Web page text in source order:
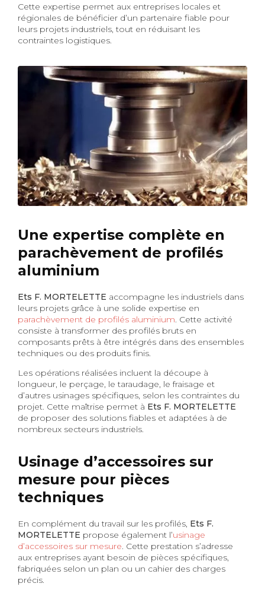
Cette expertise permet aux entreprises locales et
régionales de bénéficier d’un partenaire fiable pour
leurs projets industriels, tout en réduisant les
contraintes logistiques.
Une expertise complète en
parachèvement de profilés
aluminium
Ets F. MORTELETTE accompagne les industriels dans
leurs projets grâce à une solide expertise en
parachèvement de profilés aluminium. Cette activité
consiste à transformer des profilés bruts en
composants prêts à être intégrés dans des ensembles
techniques ou des produits finis.
Les opérations réalisées incluent la découpe à
longueur, le perçage, le taraudage, le fraisage et
d’autres usinages spécifiques, selon les contraintes du
projet. Cette maîtrise permet à Ets F. MORTELETTE
de proposer des solutions fiables et adaptées à de
nombreux secteurs industriels.
Usinage d’accessoires sur
mesure pour pièces
techniques
En complément du travail sur les profilés, Ets F.
MORTELETTE propose également l’usinage
d’accessoires sur mesure. Cette prestation s’adresse
aux entreprises ayant besoin de pièces spécifiques,
fabriquées selon un plan ou un cahier des charges
précis.